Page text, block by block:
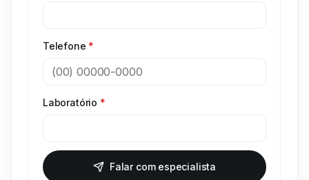
Telefone *
Laboratório *
Falar com especialista